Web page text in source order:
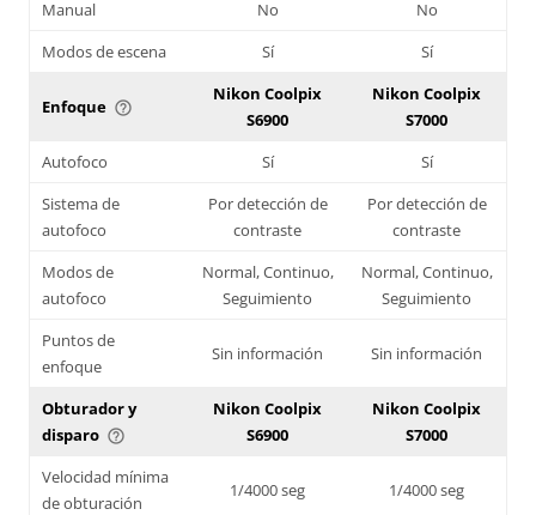
Manual No
No
Modos de escena
Sí Sí
Enfoque help_outline
Nikon Coolpix
S6900
Nikon Coolpix
S7000
Autofoco
Sí
Sí
Sistema de
autofoco
Por detección de
contraste
Por detección de
contraste
Modos de
autofoco
Normal, Continuo,
Seguimiento
Normal, Continuo,
Seguimiento
Puntos de
enfoque
Sin información Sin información
Obturador y
disparo help_outline
Nikon Coolpix
S6900
Nikon Coolpix
S7000
Velocidad mínima
de obturación
1/4000 seg 1/4000 seg